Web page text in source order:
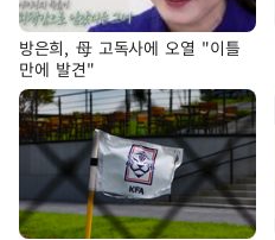
방은희, 母 고독사에 오열 "이틀
만에 발견"